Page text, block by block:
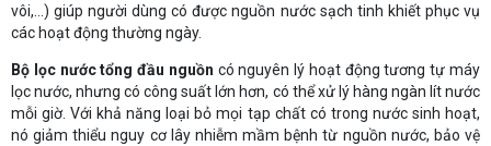
vôi,...) giúp người dùng có được nguồn nước sạch tinh khiết phục vụ
các hoạt động thường ngày.
Bộ lọc nước tổng đầu nguồn có nguyên lý hoạt động tương tự máy
lọc nước, nhưng có công suất lớn hơn, có thể xử lý hàng ngàn lít nước
mỗi giờ. Với khả năng loại bỏ mọi tạp chất có trong nước sinh hoạt,
nó giảm thiểu nguy cơ lây nhiễm mầm bệnh từ nguồn nước, bảo vệ